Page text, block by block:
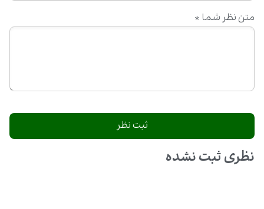
متن نظر شما *
نظری ثبت نشده